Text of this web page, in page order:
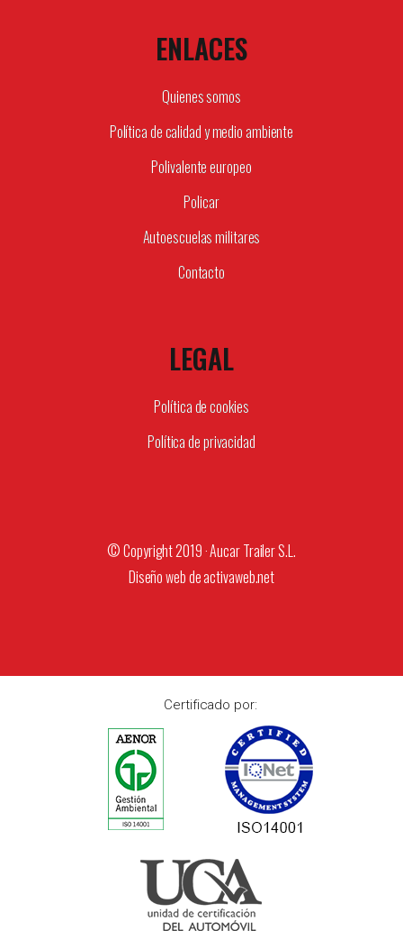
ENLACES
Quienes somos
Política de calidad y medio ambiente
Polivalente europeo
Policar
Autoescuelas militares
Contacto
LEGAL
Política de cookies
Política de privacidad
© Copyright 2019 · Aucar Trailer S.L.
Diseño web deactivaweb.net
Certificado por: